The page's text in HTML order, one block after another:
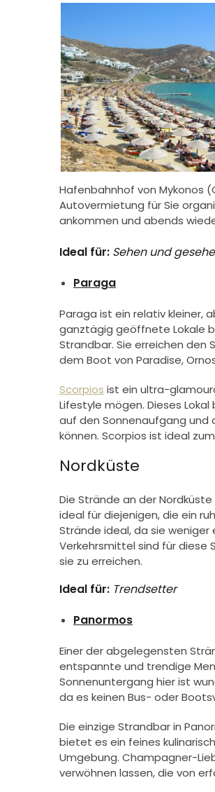
Hafenbahnhof von Mykonos
Autovermietung für Sie
ankommen und abends
Ideal für: Sehen und
Paraga
Paraga ist ein relativ kleiner,
ganztägig geöffnete Lokale
Strandbar. Sie erreichen den
dem Boot von Paradise,
Scorpios ist ein ultra-
Lifestyle mögen. Dieses
auf den Sonnenaufgang und
können. Scorpios ist ideal
Nordküste
Die Strände an der
ideal für diejenigen, die ein
Strände ideal, da sie
Verkehrsmittel sind für diese
sie zu erreichen.
Ideal für: Trendsetter
Panormos
Einer der abgelegensten
entspannte und trendige
Sonnenuntergang hier ist
da es keinen Bus- oder
Die einzige Strandbar in
bietet es ein feines
Umgebung. Champagner-
verwöhnen lassen, die von